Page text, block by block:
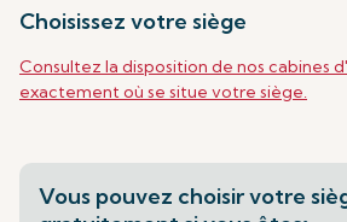
Choisissez votre siège
Consultez la disposition de nos cabines
exactement où se situe votre siège.
Vous pouvez choisir votre